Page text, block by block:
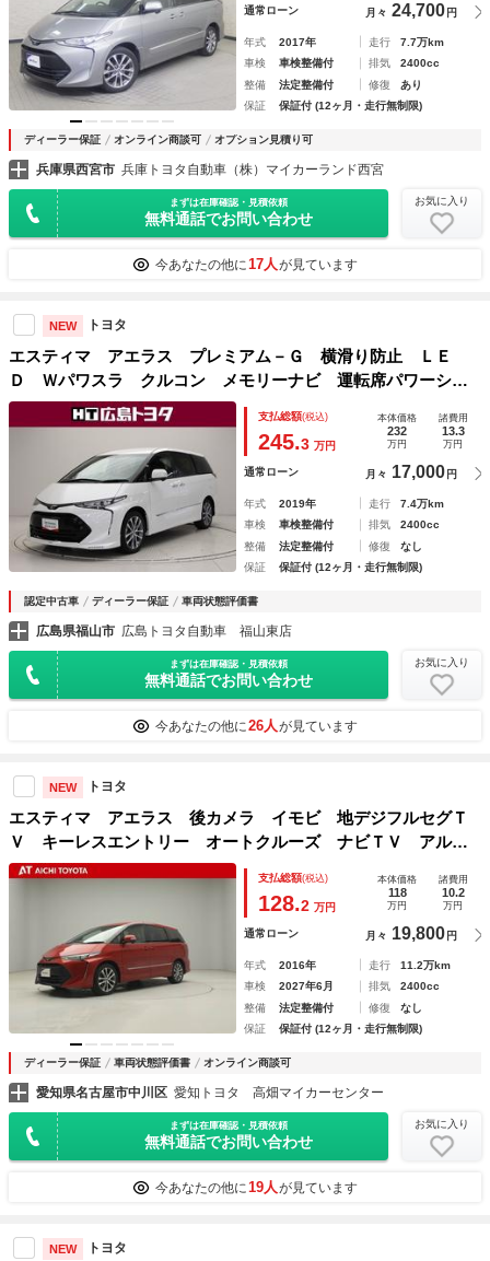
通常ローン 月々 24,700 円
年式 2017年 走行
7.7万km
車検
車検整備付 排気
2400cc
整備
法定整備付 修復
あり
保証
保証付 (12ヶ月・走行無制限)
ディーラー保証 オンライン商談可 オプション見積り可
兵庫県西宮市 兵庫トヨタ自動車（株）マイカーランド西宮
まずは在庫確認・見積依頼
無料通話でお問い合わせ
お気に入り
今あなたの他に17人が見ています
NEW トヨタ
エスティマ アエラス プレミアム－Ｇ 横滑り防止 ＬＥ
Ｄ Ｗパワスラ クルコン メモリーナビ 運転席パワーシー
ト リアエアコン アルミホイール ドラレコ フルセグ Ｅ
ＴＣ ＤＶＤ ミュージックプレイヤー接続可 キーフリー
支払総額(税込)
245.3 万円
本体価格
232
万円
諸費用
13.3
万円
通常ローン 月々 17,000 円
年式 2019年 走行
7.4万km
車検
車検整備付 排気
2400cc
整備
法定整備付 修復
なし
保証
保証付 (12ヶ月・走行無制限)
認定中古車 ディーラー保証 車両状態評価書
広島県福山市 広島トヨタ自動車 福山東店
まずは在庫確認・見積依頼
無料通話でお問い合わせ
お気に入り
今あなたの他に26人が見ています
NEW トヨタ
エスティマ アエラス 後カメラ イモビ 地デジフルセグＴ
Ｖ キーレスエントリー オートクルーズ ナビＴＶ アル
ミ ダブルエアバック パワーウインドウ 衝突軽減ブレー
キ リアクーラー ＳＲＳ ＰＳ ＤＶＤ再生可能 ３列
支払総額(税込)
128.2 万円
本体価格
118
万円
諸費用
10.2
万円
通常ローン 月々 19,800 円
年式 2016年 走行
11.2万km
車検
2027年6月 排気
2400cc
整備
法定整備付 修復
なし
保証
保証付 (12ヶ月・走行無制限)
ディーラー保証 車両状態評価書 オンライン商談可
愛知県名古屋市中川区 愛知トヨタ 高畑マイカーセンター
まずは在庫確認・見積依頼
無料通話でお問い合わせ
お気に入り
今あなたの他に19人が見ています
NEW トヨタ